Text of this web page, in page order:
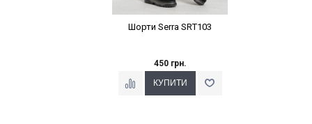
Шорти Serra SRT103
450 грн.